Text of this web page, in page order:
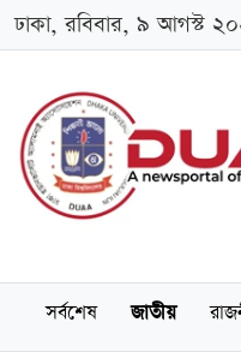
ঢাকা, রবিবার, ৯ আগস্ট
সর্বশেষ জাতীয়